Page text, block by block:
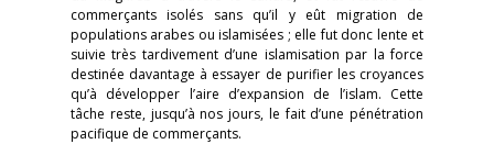
commerçants isolés sans qu’il y eût migration de
populations arabes ou islamisées ; elle fut donc lente et
suivie très tardivement d’une islamisation par la force
destinée davantage à essayer de purifier les croyances
qu’à développer l’aire d’expansion de l’islam. Cette
tâche reste, jusqu’à nos jours, le fait d’une pénétration
pacifique de commerçants.